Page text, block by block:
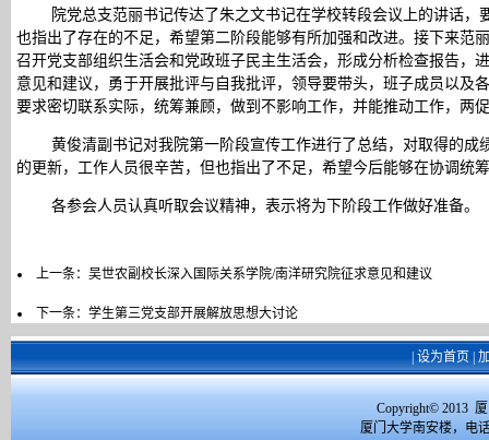
院党总支范丽书记传达了朱之文书记在学校转段会议上的讲话
也指出了存在的不足，希望第二阶段能够有所加强和改进。接下来范
召开党支部组织生活会和党政班子民主生活会，形成分析检查报告，
意见和建议，勇于开展批评与自我批评，领导要带头，班子成员以
要求密切联系实际，统筹兼顾，做到不影响工作，并能推动工作，两
黄俊清副书记对我院第一阶段宣传工作进行了总结，对取得的
的更新，工作人员很辛苦，但也指出了不足，希望今后能够在协调统
各参会人员认真听取会议精神，表示将为下阶段工作做好准备。
上一条： 吴世农副校长深入国际关系学院/南洋研究院征求意见和建议
下一条： 学生第三党支部开展解放思想大讨论
设为首页
Copyright© 2013
厦门大学南安楼，电